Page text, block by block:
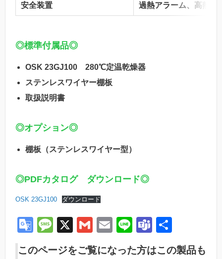
安全装置 過熱アラーム、高熱防
◎標準付属品◎
OSK 23GJ100 280℃定温乾燥器
ステンレスワイヤー棚板
取扱説明書
◎オプション◎
棚板（ステンレスワイヤー型）
◎PDFカタログ ダウンロード◎
OSK 23GJ100 ダウンロード
G
M
X
G
m
E
Li
n
T
有
このページをご覧になった方はこの製品も